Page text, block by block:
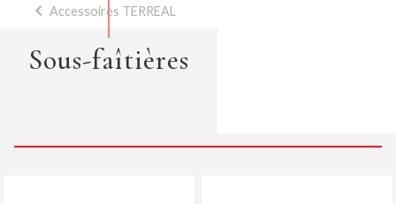
Accessoires TERREAL
Sous-faîtières